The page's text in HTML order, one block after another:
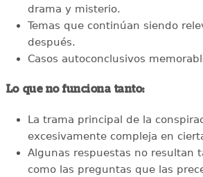
drama y misterio.
Temas que continúan siendo
después.
Casos autoconclusivos
Lo que no funciona tanto:
La trama principal de la
excesivamente compleja en
Algunas respuestas no resultan
como las preguntas que las